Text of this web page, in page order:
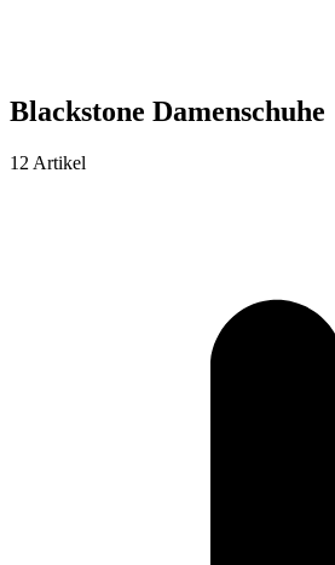
Blackstone Damenschuhe
12 Artikel